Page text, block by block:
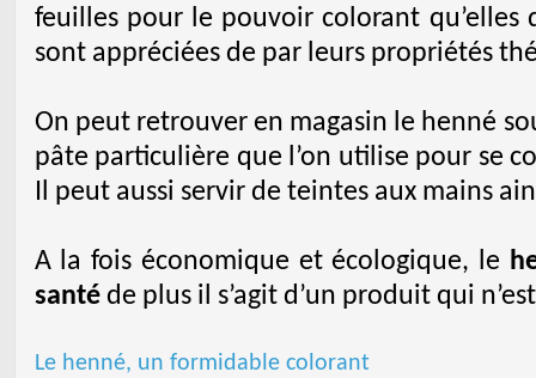
feuilles pour le pouvoir colorant qu’elles
sont appréciées de par leurs propriétés
On peut retrouver en magasin le henné
pâte particulière que l’on utilise pour se
Il peut aussi servir de teintes aux mains
A la fois économique et écologique, le
santéde plus il s’agit d’un produit qui
Le henné, un formidable colorant